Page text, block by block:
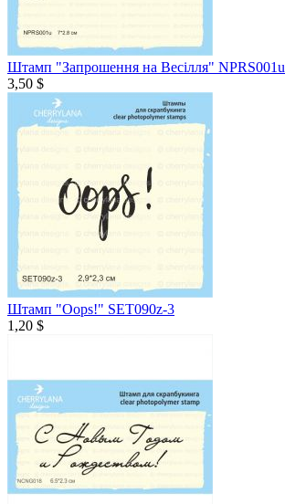
Штамп "Запрошення на Весілля" NPRS001u
3,50 $
Штамп "Oops!" SET090z-3
1,20 $